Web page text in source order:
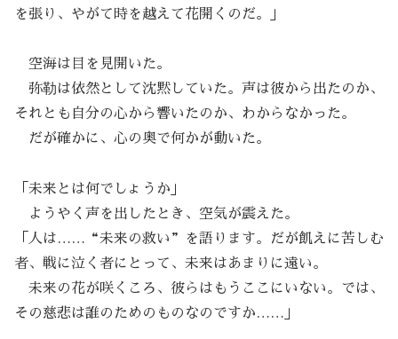
を張り、やがて時を越えて花開くのだ。」
空海は目を見開いた。
弥勒は依然として沈黙していた。声は彼から出たのか、
それとも自分の心から響いたのか、わからなかった。
だが確かに、心の奥で何かが動いた。
「未来とは何でしょうか」
ようやく声を出したとき、空気が震えた。
「人は……“未来の救い”を語ります。だが飢えに苦しむ
者、戦に泣く者にとって、未来はあまりに遠い。
未来の花が咲くころ、彼らはもうここにいない。では、
その慈悲は誰のためのものなのですか……」